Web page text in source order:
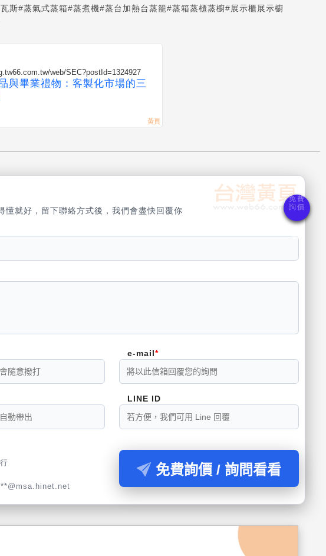
斯#蒸氣式蒸箱#蒸煮機#蒸台加熱台蒸籠#蒸箱蒸櫃蒸櫥#展示櫃展示櫥
web/SEC?postId=1324927
與畢業禮物：客製化市場的三
就好，留下聯絡方式後，我們會盡快回覆你
e-mail
LINE ID
免費詢價 / 詢問看看